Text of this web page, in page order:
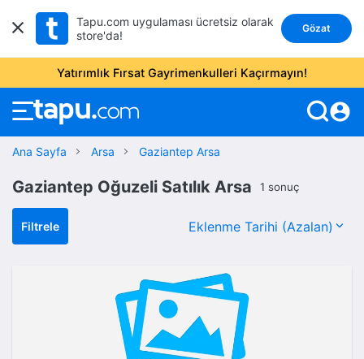
Tapu.com uygulaması ücretsiz olarak
store'da!
Gözat
Yatırımlık Fırsat Gayrimenkulleri Kaçırmayın!
account_circle
Ana Sayfa Arsa Gaziantep Arsa
Gaziantep Oğuzeli Satılık Arsa 1 sonuç
Filtrele